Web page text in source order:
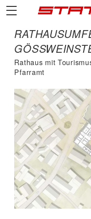
Rathaus mit
Pfarramt